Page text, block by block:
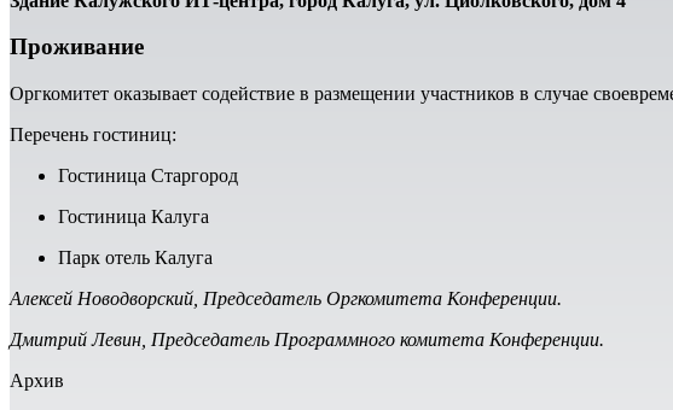
Проживание
Оргкомитет оказывает содействие в размещении участников в случае
Перечень гостиниц:
Гостиница Старгород
Гостиница Калуга
Парк отель Калуга
Алексей Новодворский, Председатель Оргкомитета Конференции.
Дмитрий Левин, Председатель Программного комитета Конференции.
Архив